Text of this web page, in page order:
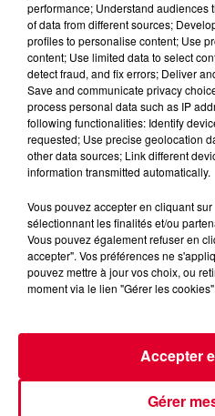
performance; Understand audiences
of data from different sources;
profiles to personalise content; Use
content; Use limited data to select
detect fraud, and fix errors; Deliver
Save and communicate privacy
process personal data such as IP
following functionalities: Identify
requested; Use precise geolocation
other data sources; Link different
information transmitted automatically.
Vous pouvez accepter en cliquant
sélectionnant les finalités et/ou
Vous pouvez également refuser en
accepter". Vos préférences ne
pouvez mettre à jour vos choix, ou
moment via le lien "Gérer les
Gérer
Accepter